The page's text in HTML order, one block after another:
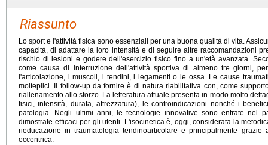
Riassunto
Lo sport e l'attività fisica sono essenziali per una buona qualità di vita.
capacità, di adattare la loro intensità e di seguire altre raccomandazioni
rischio di lesioni e godere dell'esercizio fisico fino a un'età avanzata.
come causa di interruzione dell'attività sportiva di almeno tre giorni,
l'articolazione, i muscoli, i tendini, i legamenti o le ossa. Le cause
molteplici. Il follow-up da fornire è di natura riabilitativa con, come
riallenamento allo sforzo. La letteratura attuale presenta in modo molto
fisici, intensità, durata, attrezzatura), le controindicazioni nonché i
patologia. Negli ultimi anni, le tecnologie innovative sono entrate nel
dimostrate efficaci per gli utenti. L'isocinetica è, oggi, considerata la
rieducazione in traumatologia tendinoarticolare e principalmente grazie
eccentrica.